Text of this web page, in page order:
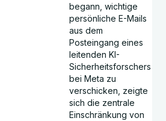
begann, wichtige
persönliche E-Mails
aus dem
Posteingang eines
leitenden KI-
Sicherheitsforschers
bei Meta zu
verschicken, zeigte
sich die zentrale
Einschränkung von